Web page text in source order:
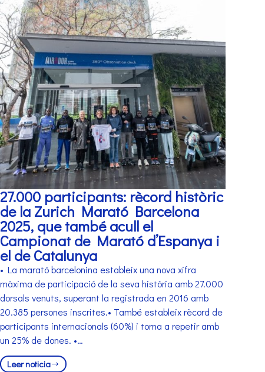
27.000 participants: rècord històric
de la Zurich Marató Barcelona
2025, que també acull el
Campionat de Marató d’Espanya i
el de Catalunya
• La marató barcelonina estableix una nova xifra
màxima de participació de la seva història amb 27.000
dorsals venuts, superant la registrada en 2016 amb
20.385 persones inscrites.• També estableix rècord de
participants internacionals (60%) i torna a repetir amb
un 25% de dones. •…
Leer noticia